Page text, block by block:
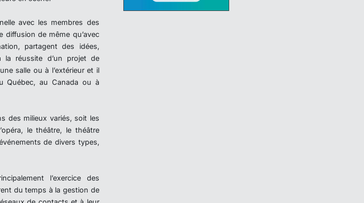
avec les membres des
de même qu’avec
partagent des idées,
la réussite d’un projet de
salle ou à l’extérieur et il
Québec, au Canada ou à
des milieux variés, soit les
le théâtre, le théâtre
de divers types,
l’exercice des
du temps à la gestion de